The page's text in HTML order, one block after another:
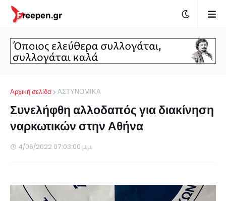
Αρχική σελίδα ΑΣΤΥΝΟΜΙΚΑ
Συνελήφθη αλλοδαπός για διακίνηση
ναρκωτικών στην Αθήνα
4/06/2022 07:03:00 μ.μ.